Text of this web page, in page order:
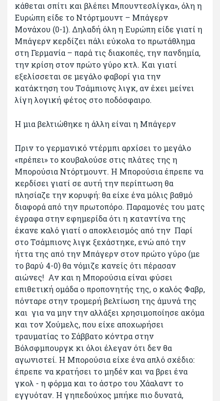
κάθεται σπίτι και βλέπει Μπουντεσλίγκα», όλη η
Ευρώπη είδε το Ντόρτμουντ – Μπάγερν
Μονάχου (0-1). Δηλαδή όλη η Ευρώπη είδε γιατί η
Μπάγερν κερδίζει πάλι εύκολα το πρωτάθλημα
στη Γερμανία – παρά τις διακοπές, την πανδημία,
την κρίση στον πρώτο γύρο κτλ. Και γιατί
εξελίσσεται σε μεγάλο φαβορί για την
κατάκτηση του Τσάμπιονς λιγκ, αν έχει μείνει
λίγη λογική φέτος στο ποδόσφαιρο.
Η μια βελτιώθηκε η άλλη είναι η Μπάγερν
Πριν το γερμανικό ντέρμπι αρχίσει το μεγάλο
«πρέπει» το κουβαλούσε στις πλάτες της η
Μπορούσια Ντόρτμουντ. Η Μπορούσια έπρεπε να
κερδίσει γιατί σε αυτή την περίπτωση θα
πλησίαζε την κορυφή: θα είχε ένα μόλις βαθμό
διαφορά από την πρωτοπόρο. Παραμονές του ματς
έγραφα στην εφημερίδα ότι η καταντίνα της
έκανε καλό γιατί ο αποκλεισμός από την Παρί
στο Τσάμπιονς λιγκ ξεχάστηκε, ενώ από την
ήττα της από την Μπάγερν στον πρώτο γύρο (με
το βαρύ 4-0) θα νόμιζε κανείς ότι πέρασαν
αιώνες! Αν και η Μπορούσια είναι φύσει
επιθετική ομάδα ο προπονητής της, ο καλός Φαβρ,
πόνταρε στην τρομερή βελτίωση της άμυνά της
και για να μην την αλλάξει χρησιμοποίησε ακόμα
και τον Χούμελς, που είχε αποχωρήσει
τραυματίας το Σάββατο κόντρα στην
Βόλσφμπουργκ κι όλοι έλεγαν ότι δεν θα
αγωνιστεί. Η Μπορούσια είχε ένα απλό σχέδιο:
έπρεπε να κρατήσει το μηδέν και να βρει ένα
γκολ - η φόρμα και το άστρο του Χάαλαντ το
εγγυόταν. Η γηπεδούχος μπήκε πιο δυνατά,